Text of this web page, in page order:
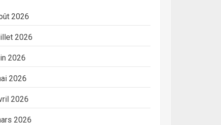
2026
2026
2026
2026
2026
2026